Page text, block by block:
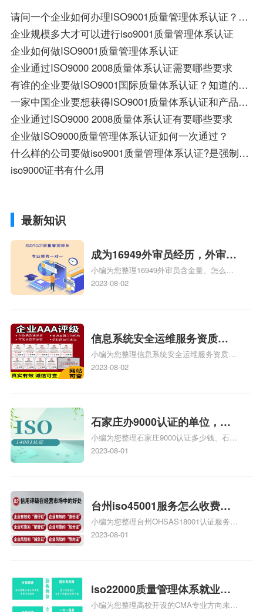
请问一个企业如何办理ISO9001质量管理体系认证？到哪里办理？具体的操作流程是怎样的？几年一次复审？怎样
企业规模多大才可以进行iso9001质量管理体系认证
企业如何做ISO9001质量管理体系认证
企业通过ISO9000 2008质量体系认证需要哪些要求
有谁的企业要做ISO9001国际质量体系认证？知道的说一下。
一家中国企业要想获得ISO9001质量体系认证和产品3C认证，有哪些途径，需要做哪些工作？
企业通过ISO9000 2008质量体系认证有要哪些要求
企业做ISO9000质量管理体系认证如何一次通过？
什么样的公司要做iso9001质量管理体系认证?是强制性的吗?对企业
iso9000证书有什么用
最新知识
成为16949外审员经历，外审员
16949
小编为您整理16949外审员含金量、怎么才
能成为注册的TS16949:2009的外审员、我
2023-08-02
信息系统安全运维服务资质二
级费用，信息系统安全运维服
务资质二级
小编为您整理信息系统安全运维服务资质认
证证书机构有哪些、安全运维服务资质的费
体系认证知识，详情可查看下方正文！
2023-08-02
石家庄办9000认证的单位，石
家庄9000认证的公司
小编为您整理石家庄9000认证多少钱、石家
庄9000认证价格多少钱、石家庄9000认证
2023-08-01
台州iso45001服务怎么收费，
台州iso45001认证服务怎么收
费
小编为您整理台州OHSAS18001认证服务中
心哪家收费便宜、台州ISO9000认证，哪个
标准是什么相关iso体系认证知识，详情可
查看下方正文！
2023-08-01
iso22000质量管理体系就业方
向，质量管理与认证就业方向
小编为您整理高校开设的CMA专业方向未来